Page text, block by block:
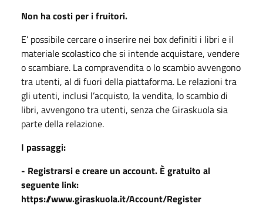
Non ha costi per i fruitori.
E’ possibile cercare o inserire nei box definiti i libri e il
materiale scolastico che si intende acquistare, vendere
o scambiare. La compravendita o lo scambio avvengono
tra utenti, al di fuori della piattaforma. Le relazioni tra
gli utenti, inclusi l’acquisto, la vendita, lo scambio di
libri, avvengono tra utenti, senza che Giraskuola sia
parte della relazione.
I passaggi:
- Registrarsi e creare un account. È gratuito al
seguente link:
https://www.giraskuola.it/Account/Register